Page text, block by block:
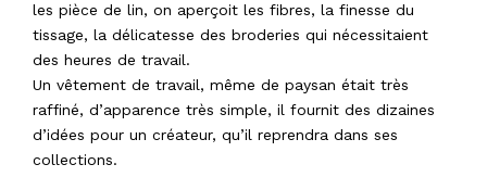
les pièce de lin, on aperçoit les fibres, la finesse du
tissage, la délicatesse des broderies qui nécessitaient
des heures de travail.
Un vêtement de travail, même de paysan était très
raffiné, d’apparence très simple, il fournit des dizaines
d’idées pour un créateur, qu’il reprendra dans ses
collections.